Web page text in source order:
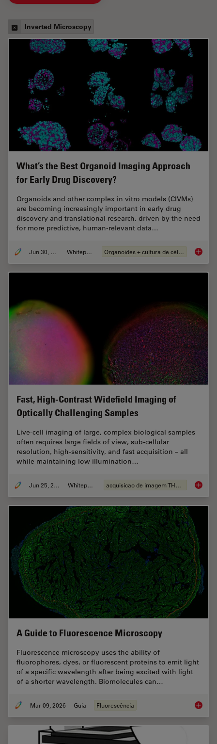
Inverted Microscopy
What’s the Best Organoid Imaging Approach
for Early Drug Discovery?
Organoids and other complex in vitro models (CIVMs)
are becoming increasingly important in early drug
discovery and translational research, driven by the need
for more predictive, human-relevant data…
Jun 30, 2026 Whitepaper Organoides + cultura de células 3D
Fast, High-Contrast Widefield Imaging of
Optically Challenging Samples
Live‑cell imaging of large, complex biological samples
often requires large fields of view, sub-cellular
resolution, high-sensitivity, and fast acquisition – all
while maintaining low illumination…
Jun 25, 2026 Whitepaper acquisicao de imagem THUNDER Fast,
A Guide to Fluorescence Microscopy
Fluorescence microscopy uses the ability of
fluorophores, dyes, or fluorescent proteins to emit light
of a specific wavelength after being excited with light
of a shorter wavelength. Biomolecules can…
Mar 09, 2026 Guia Fluorescência A